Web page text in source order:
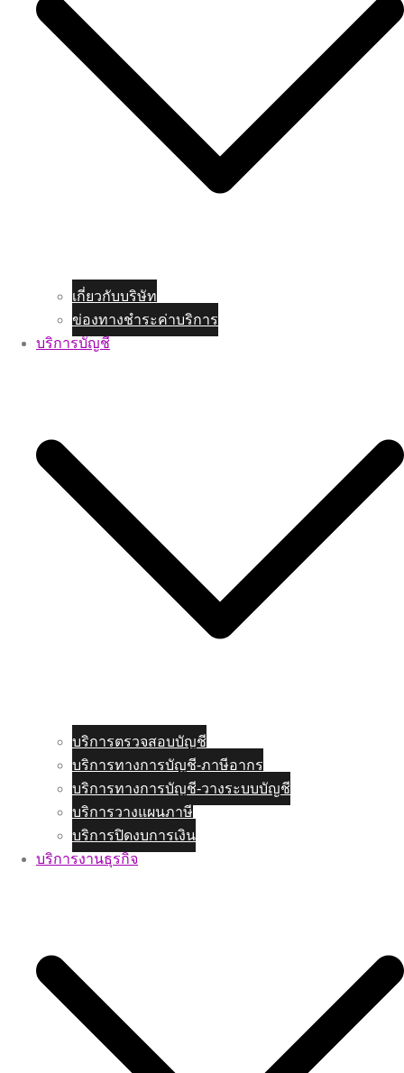
เกี่ยวกับบริษัท
ข่องทางชำระค่าบริการ
บริการบัญชี
บริการตรวจสอบบัญชี
บริการทางการบัญชี-ภาษีอากร
บริการทางการบัญชี-วางระบบบัญชี
บริการวางแผนภาษี
บริการปิดงบการเงิน
บริการงานธุรกิจ